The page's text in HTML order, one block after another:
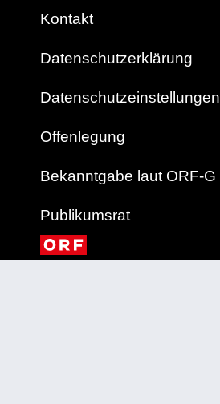
Kontakt
Datenschutzerklärung
Datenschutzeinstellungen
Offenlegung
Bekanntgabe laut ORF-G
Publikumsrat